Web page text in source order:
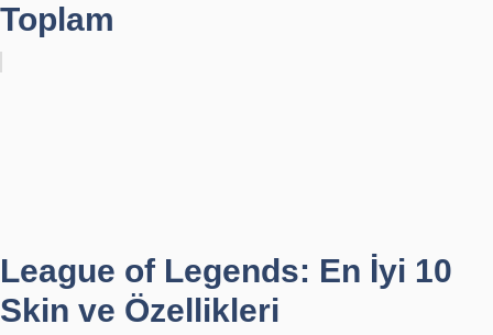
Toplam
League of Legends: En İyi 10
Skin ve Özellikleri